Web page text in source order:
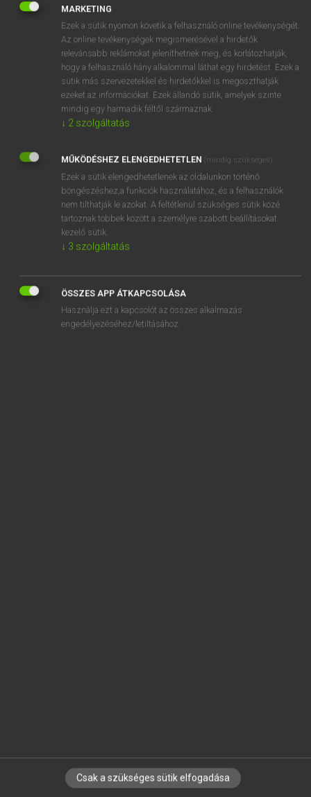
NINCS ELŐFIZETÉSED?
Nincs regisztrációm és előfizetésem. A szótár 2 órás,
díjmentes próbaverziójának elindításához regisztrálok és
belépek.
REGISZTRÁCIÓ
EURÓPAI UNIÓS TERMINOLÓGIAI SZÓTÁR
Kapcsolódó anyagok
Afrikanische Entwicklungsbank
Afrikanischer Entwicklungsfonds
afrikanischer Pferdekopf
IRATKOZZ FEL HÍRLEVELÜNKRE!
MARKETING
Ezek a sütik nyomon követik a felhasználó online tevékenységét.
Az online tevékenységek megismerésével a hirdetők
relevánsabb reklámokat jeleníthetnek meg, és korlátozhatják,
hogy a felhasználó hány alkalommal láthat egy hirdetést. Ezek a
sütik más szervezetekkel és hirdetőkkel is megoszthatják
ezeket az információkat. Ezek állandó sütik, amelyek szinte
mindig egy harmadik féltől származnak.
↓ 2 szolgáltatás
MŰKÖDÉSHEZ ELENGEDHETETLEN (mindig szükséges)
Ezek a sütik elengedhetetlenek az oldalunkon történő
böngészéshez,a funkciók használatához, és a felhasználók
nem tilthatják le azokat. A feltétlenül szükséges sütik közé
tartoznak többek között a személyre szabott beállításokat
kezelő sütik.
↓ 3 szolgáltatás
ÖSSZES APP ÁTKAPCSOLÁSA
Használja ezt a kapcsolót az összes alkalmazás
engedélyezéséhez/letiltásához.
Csak a szükséges sütik elfogadása